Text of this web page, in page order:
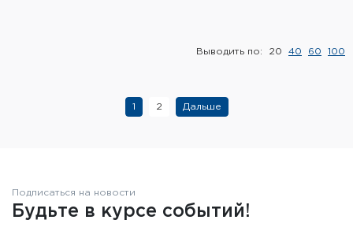
Выводить по: 20 40 60 100
1 2 Дальше
Подписаться на новости
Будьте в курсе событий!